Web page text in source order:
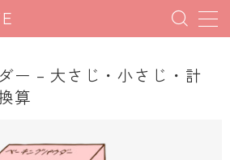
ー – 大さじ・小さじ・計
算